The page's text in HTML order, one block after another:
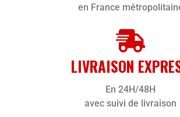
en France
LIVRAISON
En 24H/48H
avec suivi de livraison